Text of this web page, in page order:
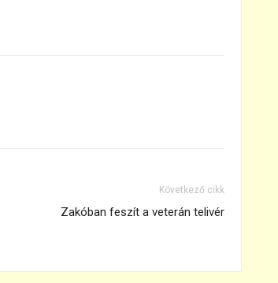
Következő cikk
Zakóban feszít a veterán telivér